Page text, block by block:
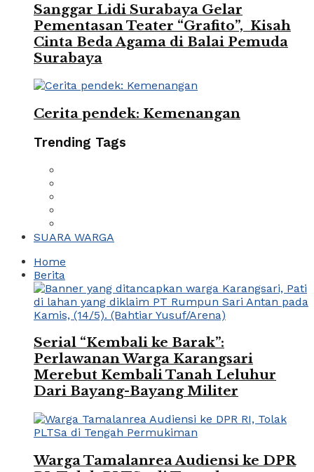
Sanggar Lidi Surabaya Gelar
Pementasan Teater “Grafito”, Kisah
Cinta Beda Agama di Balai Pemuda
Surabaya
Cerita pendek: Kemenangan
Trending Tags
SUARA WARGA
Home
Berita
Serial “Kembali ke Barak”:
Perlawanan Warga Karangsari
Merebut Kembali Tanah Leluhur
Dari Bayang-Bayang Militer
Warga Tamalanrea Audiensi ke DPR